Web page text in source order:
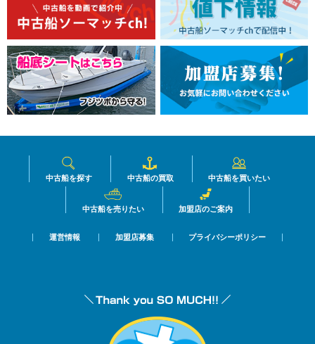
中古船を探す 中古船の買取 中古船を買いたい
中古船を売りたい 加盟店のご案内
運営情報 加盟店募集 プライバシーポリシー